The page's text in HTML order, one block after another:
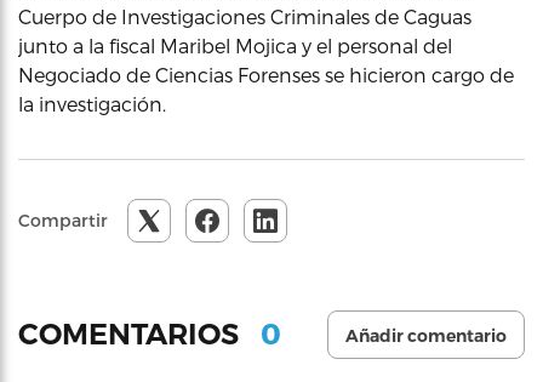
Cuerpo de Investigaciones Criminales de Caguas
junto a la fiscal Maribel Mojica y el personal del
Negociado de Ciencias Forenses se hicieron cargo de
la investigación.
Compartir
COMENTARIOS 0 Añadir comentario